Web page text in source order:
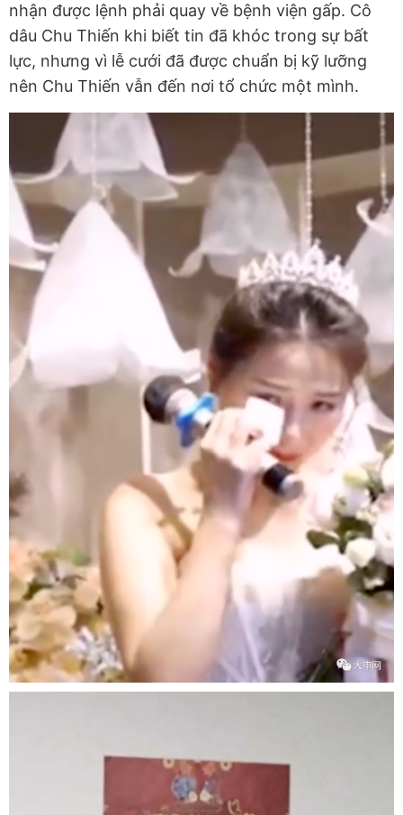
nhận được lệnh phải quay về bệnh viện gấp. Cô
dâu Chu Thiến khi biết tin đã khóc trong sự bất
lực, nhưng vì lễ cưới đã được chuẩn bị kỹ lưỡng
nên Chu Thiến vẫn đến nơi tổ chức một mình.